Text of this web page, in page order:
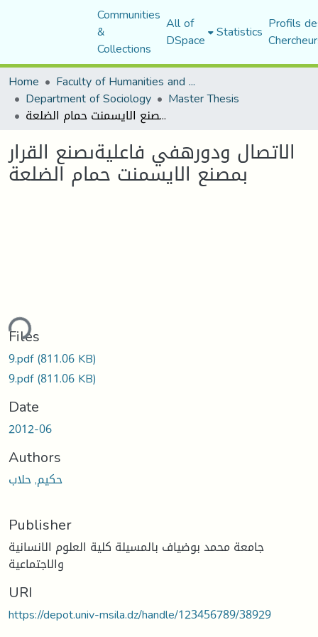
Communities
&
Collections
All of
DSpace Statistics Profils
Home
Faculty of Humanities and Social Sciences
Department of Sociology Master Thesis
الاتصال ودورهفي فاعليةىصنع القرار بمصنع الايسمنت حمام الضلعة
الاتصال ودورهفي فاعليةىصنع القرار
بمصنع الايسمنت حمام الضلعة
Files
9.pdf(811.06 KB)
9.pdf(811.06 KB)
Date
2012-06
Authors
حكيم, حلاب
Publisher
جامعة محمد بوضياف بالمسيلة كلية العلوم الانسانية
والاجتماعية
URI
https://depot.univ-msila.dz/handle/123456789/38929